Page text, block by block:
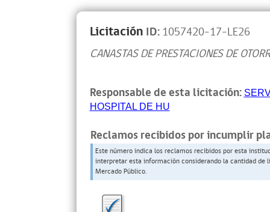
Licitación ID:1057420-17-LE26
CANASTAS DE PRESTACIONES DE
Responsable de esta licitación:
HOSPITAL DE HU
Reclamos recibidos por incumplir
Este número indica los reclamos recibidos por esta
interpretar esta información considerando la cantidad
Mercado Público.